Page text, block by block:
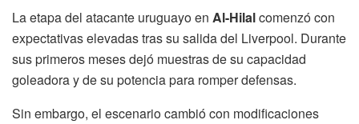
La etapa del atacante uruguayo en Al-Hilalcomenzó con
expectativas elevadas tras su salida del Liverpool. Durante
sus primeros meses dejó muestras de su capacidad
goleadora y de su potencia para romper defensas.
Sin embargo, el escenario cambió con modificaciones